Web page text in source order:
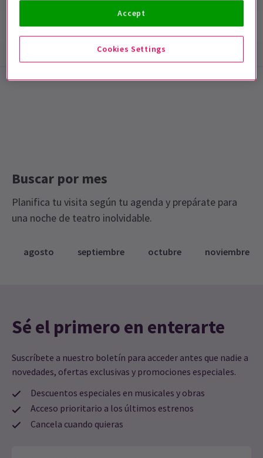
Información del espectáculo Accesibilidad
Buscar por mes
Planifica tu visita según tu agenda y prepárate para
una noche de teatro inolvidable.
agosto septiembre octubre noviembre
Sé el primero en enterarte
Suscríbete a nuestro boletín para acceder antes que nadie a
novedades, ofertas exclusivas y promociones especiales.
Descuentos especiales en musicales y obras
Acceso prioritario a los últimos estrenos
Cancela cuando quieras
Cookies Settings
Accept